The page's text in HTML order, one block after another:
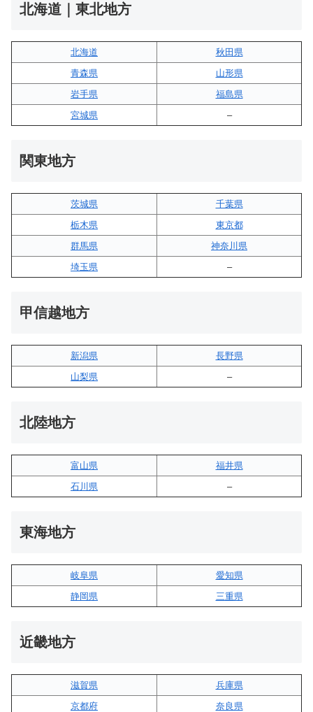
北海道｜東北地方
北海道
秋田県
青森県
山形県
岩手県
福島県
宮城県
–
関東地方
茨城県
千葉県
栃木県
東京都
群馬県
神奈川県
埼玉県
–
甲信越地方
新潟県
長野県
山梨県
–
北陸地方
富山県
福井県
石川県
–
東海地方
岐阜県
愛知県
静岡県
三重県
近畿地方
滋賀県
兵庫県
京都府
奈良県